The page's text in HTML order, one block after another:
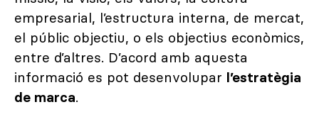
empresarial, l’estructura interna, de mercat,
el públic objectiu, o els objectius econòmics,
entre d’altres. D’acord amb aquesta
informació es pot desenvolupar
l’estratègia
de marca.